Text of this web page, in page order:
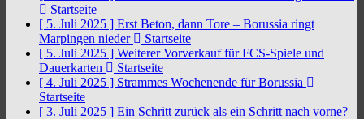
Startseite
[ 5. Juli 2025 ] Erst Beton, dann Tore – Borussia ringt
Marpingen nieder
Startseite
[ 5. Juli 2025 ] Weiterer Vorverkauf für FCS-Spiele und
Dauerkarten
Startseite
[ 4. Juli 2025 ] Strammes Wochenende für Borussia
Startseite
[ 3. Juli 2025 ] Ein Schritt zurück als ein Schritt nach vorne?